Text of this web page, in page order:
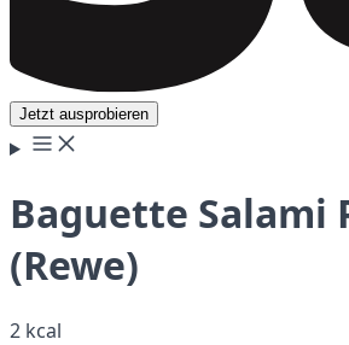
Jetzt ausprobieren
Baguette Salami
(Rewe)
2 kcal